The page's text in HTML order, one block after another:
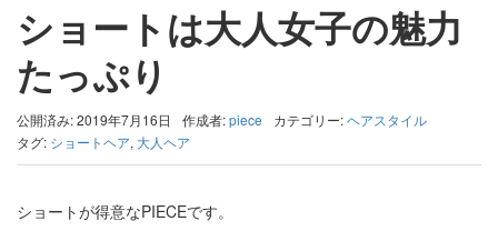
ショートは大人女子の魅力
たっぷり
公開済み: 2019年7月16日 作成者:piece カテゴリー:ヘアスタイル
タグ: ショートヘア, 大人ヘア
ショートが得意なPIECEです。